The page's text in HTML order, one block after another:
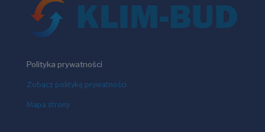
Polityka prywatności
Zobacz politykę prywatności
Mapa strony